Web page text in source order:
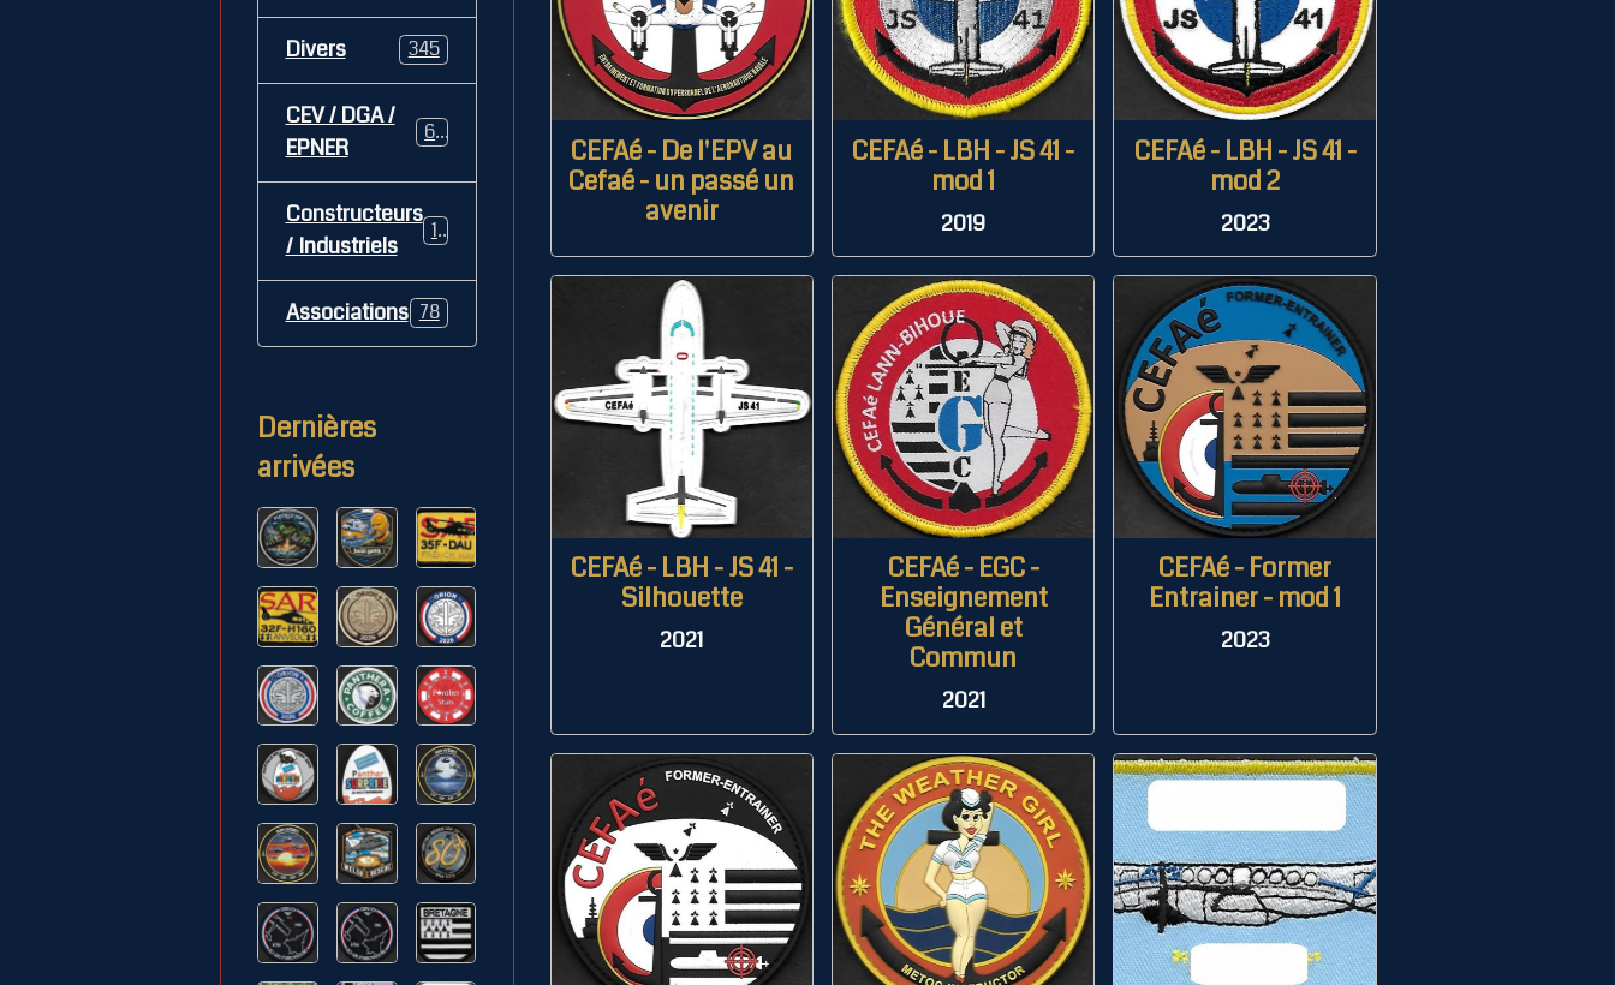
CEFAé - De l'EPV au
Cefaé - un passé un
avenir
CEFAé - LBH - JS 41 -
mod 1
2019
CEFAé - LBH - JS 41 -
mod 2
2023
CEFAé - LBH - JS 41 -
Silhouette
2021
CEFAé - EGC -
Enseignement
Général et
Commun
2021
CEFAé - Former
Entrainer - mod 1
2023
Divers 345
CEV / DGA /
EPNER
62
Constructeurs
/ Industriels
127
Associations 78
Dernières
arrivées